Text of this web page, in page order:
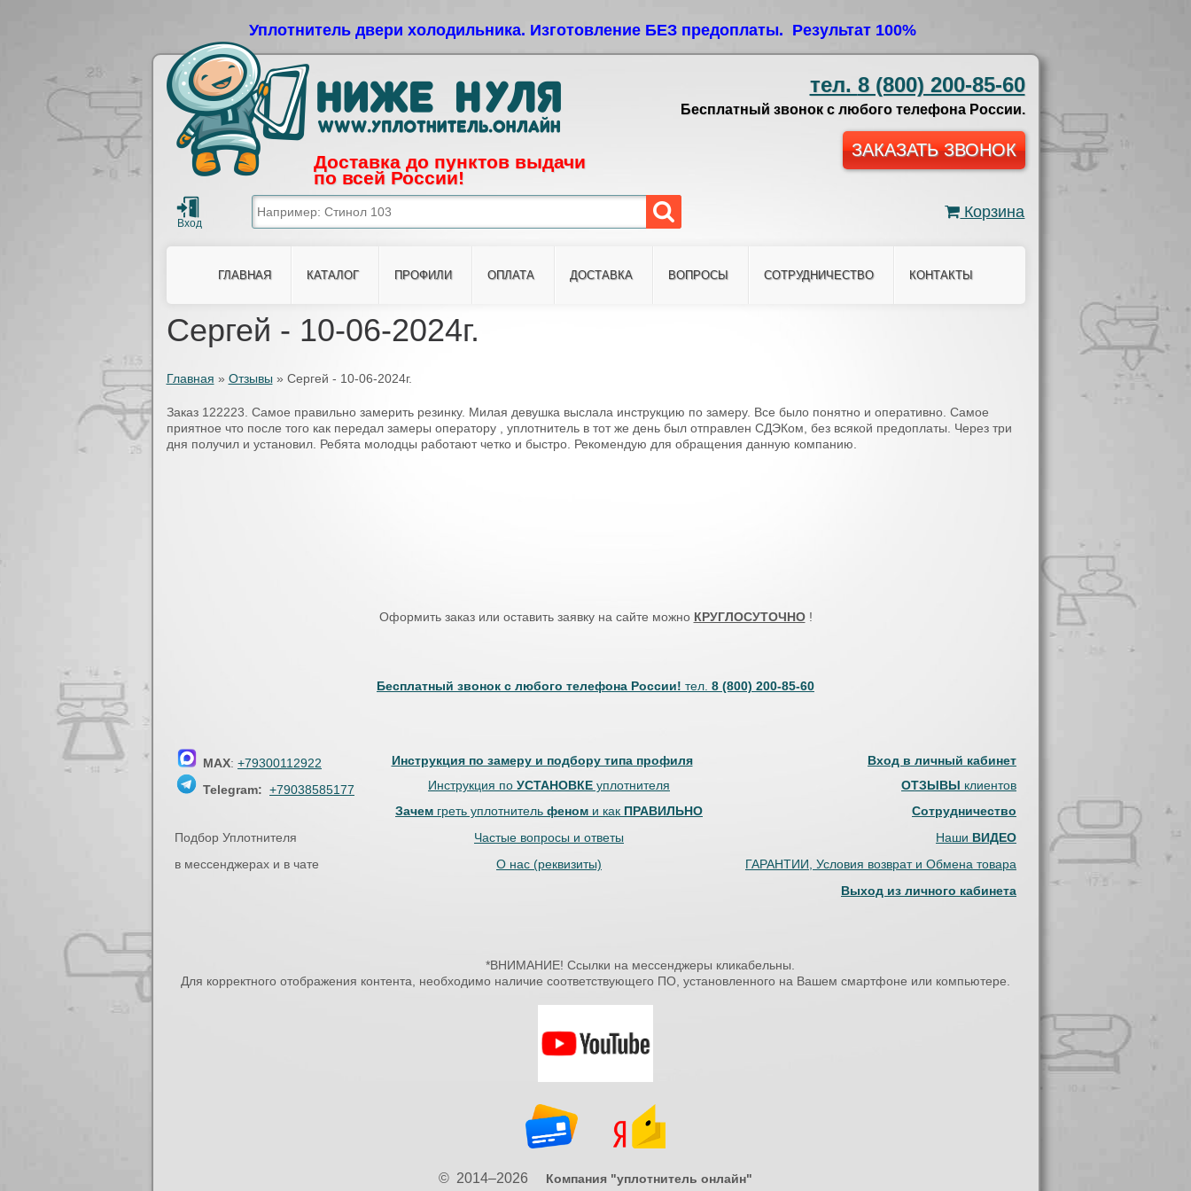
Уплотнитель двери холодильника. Изготовление БЕЗ предоплаты. Результат 100%
Доставка до пунктов выдачи
по всей России!
тел. 8 (800) 200-85-60
Бесплатный звонок с любого телефона России.
ЗАКАЗАТЬ ЗВОНОК
Корзина
ГЛАВНАЯ КАТАЛОГ ПРОФИЛИ ОПЛАТА ДОСТАВКА ВОПРОСЫ СОТРУДНИЧЕСТВО КОНТАКТЫ
Сергей - 10-06-2024г.
Вы здесь
Главная » Отзывы » Сергей - 10-06-2024г.
Заказ 122223. Самое правильно замерить резинку. Милая девушка выслала инструкцию по замеру. Все было понятно и оперативно. Самое
приятное что после того как передал замеры оператору , уплотнитель в тот же день был отправлен СДЭКом, без всякой предоплаты. Через три
дня получил и установил. Ребята молодцы работают четко и быстро. Рекомендую для обращения данную компанию.
Оформить заказ или оставить заявку на сайте можно КРУГЛОСУТОЧНО!
Бесплатный звонок с любого телефона России! тел. 8 (800) 200-85-60
MAX: +79300112922 Инструкция по замеру и подбору типа профиля Вход в личный кабинет
Telegram: +79038585177 Инструкция по УСТАНОВКЕ уплотнителя ОТЗЫВЫ клиентов
Зачем греть уплотнитель феном и как ПРАВИЛЬНО
Сотрудничество
Подбор Уплотнителя
Частые вопросы и ответы Наши ВИДЕО
в мессенджерах и в чате
О нас (реквизиты)
ГАРАНТИИ, Условия возврат и Обмена товара
Выход из личного кабинета
*ВНИМАНИЕ! Ссылки на мессенджеры кликабельны.
Для корректного отображения контента, необходимо наличие соответствующего ПО, установленного на Вашем смартфоне или компьютере.
© 2014–2026 Компания "уплотнитель онлайн"